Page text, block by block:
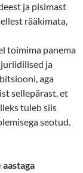
ja pisimast
rääkimata,
toimima panema
ja
aga
sellepärast, et
tuleb siis
seotud.